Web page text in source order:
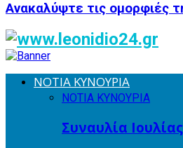
Ανακαλύψτε τις ομορφιές
ΝΟΤΙΑ ΚΥΝΟΥΡΙΑ
ΝΟΤΙΑ ΚΥΝΟΥΡΙΑ
Συναυλία